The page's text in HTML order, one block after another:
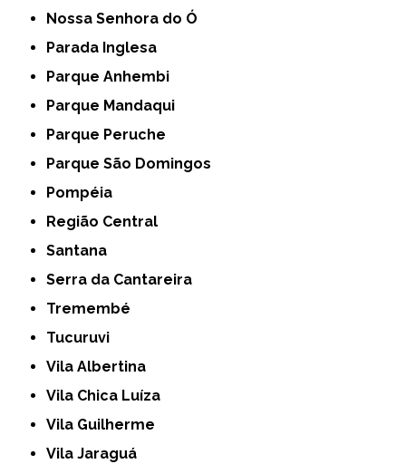
Nossa Senhora do Ó
Parada Inglesa
Parque Anhembi
Parque Mandaqui
Parque Peruche
Parque São Domingos
Pompéia
Região Central
Santana
Serra da Cantareira
Tremembé
Tucuruvi
Vila Albertina
Vila Chica Luíza
Vila Guilherme
Vila Jaraguá